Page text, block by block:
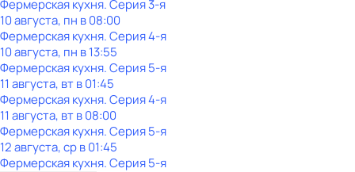
Фермерская кухня. Серия 3-я
10 августа, пн в 08:00
Фермерская кухня. Серия 4-я
10 августа, пн в 13:55
Фермерская кухня. Серия 5-я
11 августа, вт в 01:45
Фермерская кухня. Серия 4-я
11 августа, вт в 08:00
Фермерская кухня. Серия 5-я
12 августа, ср в 01:45
Фермерская кухня. Серия 5-я